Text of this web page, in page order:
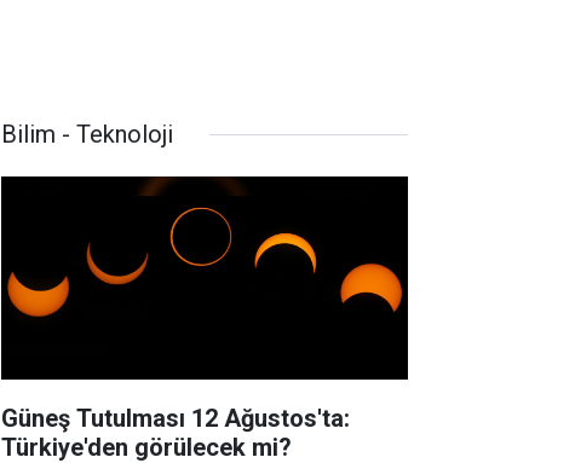
Bilim - Teknoloji
Güneş Tutulması 12 Ağustos'ta:
Türkiye'den görülecek mi?